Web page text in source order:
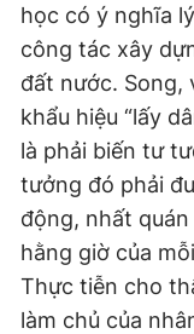
học có ý nghĩa
công tác xây
đất nước. Song,
khẩu hiệu “lấy
là phải biến tư
tưởng đó phải
động, nhất
hằng giờ của
Thực tiễn cho
làm chủ của